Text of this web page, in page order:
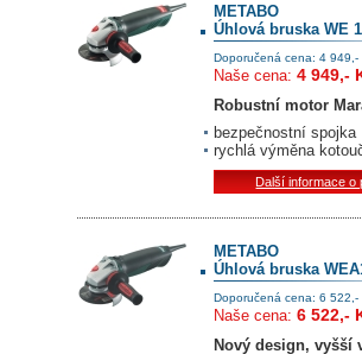
METABO
Úhlová bruska WE
Doporučená cena: 4 949,-
Naše cena: 4 949,-
Robustní motor
bezpečnostní
rychlá výměna
Další informace o
METABO
Úhlová bruska
Doporučená cena: 6 522,-
Naše cena: 6 522,-
Nový design, vyšší